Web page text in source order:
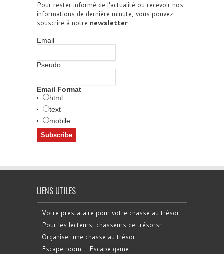
Pour rester informé de l'actualité ou recevoir nos
informations de dernière minute, vous pouvez
souscrire à notre newsletter.
Email
Pseudo
Email Format
html
text
mobile
LIENS UTILES
Votre prestataire pour votre chasse au trésor
Pour les lecteurs, chasseurs de trésorsr
Organiser une chasse au trésor
Escape room - Escape game